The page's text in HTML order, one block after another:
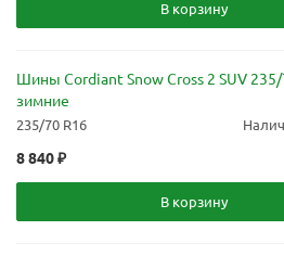
В корзину
Шины Cordiant Snow Cross 2 SUV
зимние
235/70 R16
8 840₽
В корзину